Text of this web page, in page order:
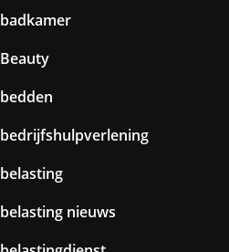
badkamer
Beauty
bedden
bedrijfshulpverlening
belasting
belasting nieuws